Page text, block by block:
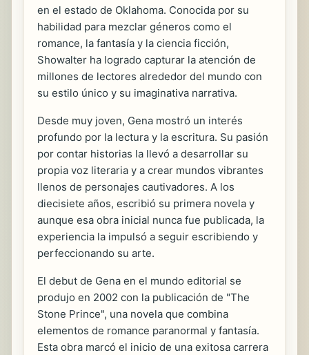
en el estado de Oklahoma. Conocida por su
habilidad para mezclar géneros como el
romance, la fantasía y la ciencia ficción,
Showalter ha logrado capturar la atención de
millones de lectores alrededor del mundo con
su estilo único y su imaginativa narrativa.
Desde muy joven, Gena mostró un interés
profundo por la lectura y la escritura. Su pasión
por contar historias la llevó a desarrollar su
propia voz literaria y a crear mundos vibrantes
llenos de personajes cautivadores. A los
diecisiete años, escribió su primera novela y
aunque esa obra inicial nunca fue publicada, la
experiencia la impulsó a seguir escribiendo y
perfeccionando su arte.
El debut de Gena en el mundo editorial se
produjo en 2002 con la publicación de "The
Stone Prince", una novela que combina
elementos de romance paranormal y fantasía.
Esta obra marcó el inicio de una exitosa carrera